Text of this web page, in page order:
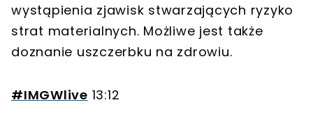
wystąpienia zjawisk stwarzających ryzyko
strat materialnych. Możliwe jest także
doznanie uszczerbku na zdrowiu.
#IMGWlive 13:12